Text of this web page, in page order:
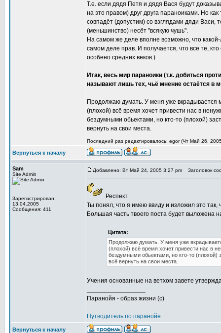
Т.е. если дядя Петя и дядя Вася будут
на это правом) друг друга параноиками. Но
совпадёт (допустим) со взглядами дяди Васи,
(меньшинство) несёт "всякую чушь".
На самом же деле вполне возможно, что
самом деле прав. И получается, что все те,
особено средних веков.)
Итак, весь мир параноики (т.к. добиться
называют лишь тех, чьё мнение остаётся в
Продолжаю думать. У меня уже вкрадывается
(плохой) всё время хочет привести нас в
бездумными обьектами, но кто-то (плохой)
вернуть на свои места.
Последний раз редактировалось: egor (Чт Май 26,
Вернуться к началу
Sam
Site Admin
Зарегистрирован:
13.04.2005
Сообщения: 411
Добавлено: Вт Май 24, 2005 3:27 pm Заголовок
Респект
Ты понял, что я имею ввиду и изложил это так,
Большая часть твоего поста будет выложена
Цитата:
Продолжаю думать. У меня уже
(плохой) всё время хочет привести нас в
бездумными обьектами, но кто-то (плохой)
всё вернуть на свои места.
Учения основанные на ветхом завете
Паранойя - образ жизни (с)
Путводитель по паранойе
Вернуться к началу